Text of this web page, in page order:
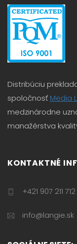
Distribúciu
spoločnosť Media
medzinárodne
manažérstva kvality
KONTAKTNÉ
+421 907 211 712
info@langie.sk